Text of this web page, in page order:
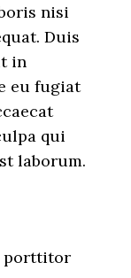
nisi
Duis
in
eu fugiat
qui
laborum.
porttitor